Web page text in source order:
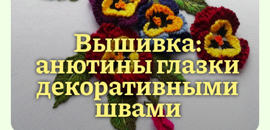
Вышивка:
анютины глазки
декоративными
швами